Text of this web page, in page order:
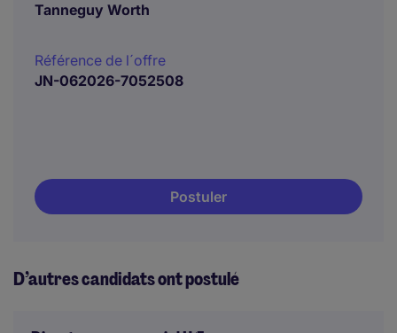
Tanneguy Worth
Référence de l´offre
JN-062026-7052508
Postuler
D’autres candidats ont postulé